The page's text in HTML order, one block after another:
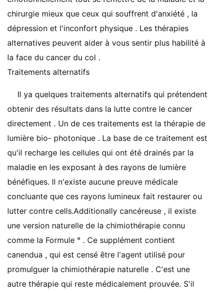
chirurgie mieux que ceux qui souffrent d'anxiété , la
dépression et l'inconfort physique . Les thérapies
alternatives peuvent aider à vous sentir plus habilité à
la face du cancer du col .
Traitements alternatifs
Il ya quelques traitements alternatifs qui prétendent
obtenir des résultats dans la lutte contre le cancer
directement . Un de ces traitements est la thérapie de
lumière bio- photonique . La base de ce traitement est
qu'il recharge les cellules qui ont été drainés par la
maladie en les exposant à des rayons de lumière
bénéfiques. Il n'existe aucune preuve médicale
concluante que ces rayons lumineux fait restaurer ou
lutter contre cells.Additionally cancéreuse , il existe
une version naturelle de la chimiothérapie connu
comme la Formule ° . Ce supplément contient
canendua , qui est censé être l'agent utilisé pour
promulguer la chimiothérapie naturelle . C'est une
autre thérapie qui reste médicalement prouvée. S'il